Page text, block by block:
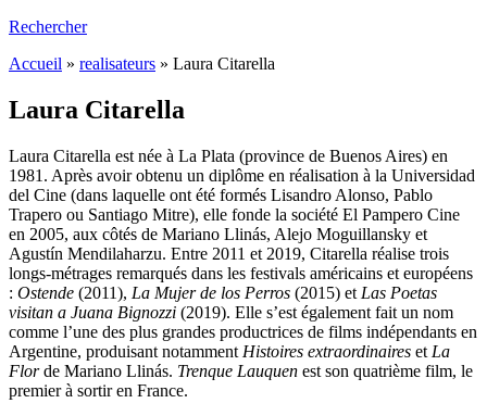
Rechercher
Accueil » realisateurs » Laura Citarella
Laura Citarella
Laura Citarella est née à La Plata (province de Buenos Aires) en
1981. Après avoir obtenu un diplôme en réalisation à la Universidad
del Cine (dans laquelle ont été formés Lisandro Alonso, Pablo
Trapero ou Santiago Mitre), elle fonde la société El Pampero Cine
en 2005, aux côtés de Mariano Llinás, Alejo Moguillansky et
Agustín Mendilaharzu. Entre 2011 et 2019, Citarella réalise trois
longs-métrages remarqués dans les festivals américains et européens
: Ostende (2011), La Mujer de los Perros (2015) et Las Poetas
visitan a Juana Bignozzi (2019). Elle s’est également fait un nom
comme l’une des plus grandes productrices de films indépendants en
Argentine, produisant notamment Histoires extraordinaires et La
Florde Mariano Llinás. Trenque Lauquen est son quatrième film, le
premier à sortir en France.